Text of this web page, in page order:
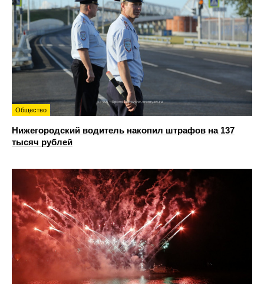
Общество
Нижегородский водитель накопил штрафов на 137
тысяч рублей